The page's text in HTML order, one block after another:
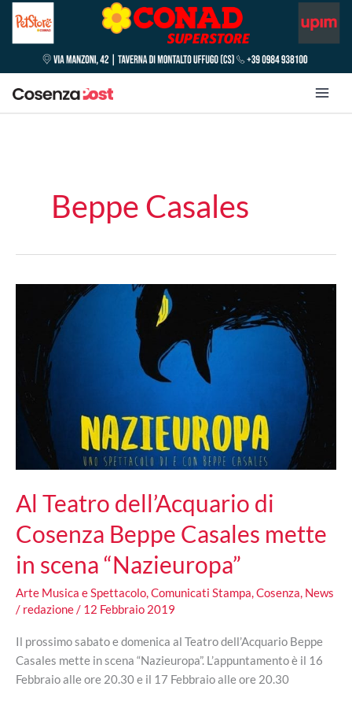
Beppe Casales
Al Teatro dell’Acquario di
Cosenza Beppe Casales mette
in scena “Nazieuropa”
Arte Musica e Spettacolo,Comunicati Stampa,Cosenza, News
/ redazione/ 12 Febbraio 2019
Il prossimo sabato e domenica al Teatro dell’Acquario Beppe
Casales mette in scena “Nazieuropa”. L’appuntamento è il 16
Febbraio alle ore 20.30 e il 17 Febbraio alle ore 20.30